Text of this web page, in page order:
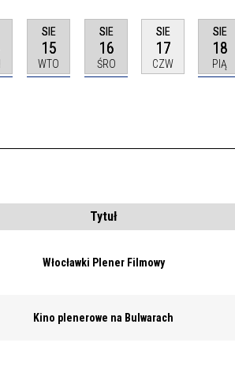
SIE
15
WTO
SIE
16
ŚRO
SIE
17
CZW
SIE
18
PIĄ
Tytuł
Włocławki Plener Filmowy
Kino plenerowe na Bulwarach